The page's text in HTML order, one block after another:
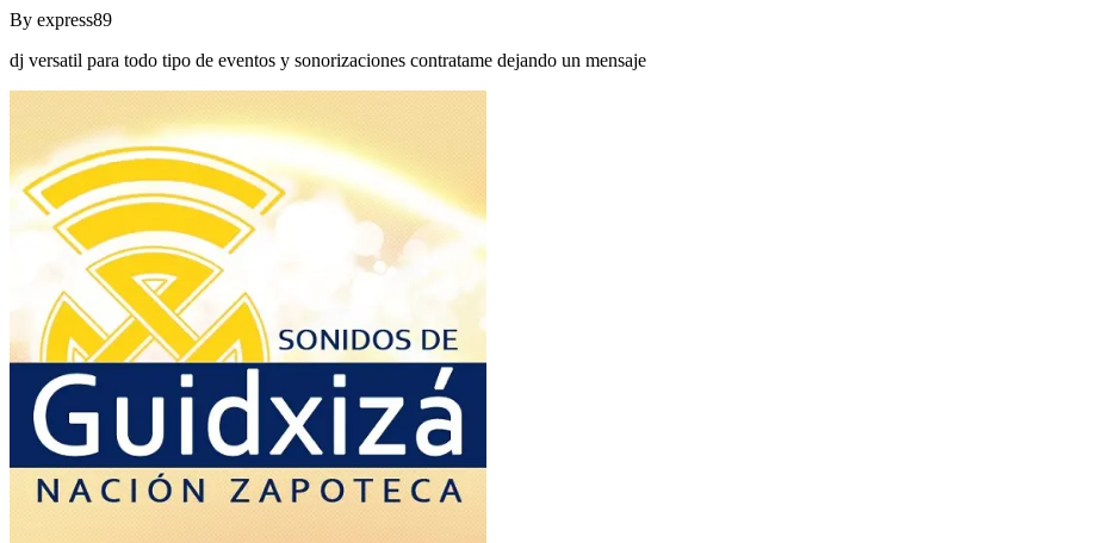
By express89
dj versatil para todo tipo de eventos y sonorizaciones contratame dejando un mensaje